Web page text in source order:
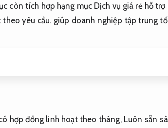
còn tích hợp hạng mục Dịch vụ giá rẻ hỗ trợ
theo yêu cầu. giúp doanh nghiệp tập trung
hợp đồng linh hoạt theo tháng, Luôn sẵn